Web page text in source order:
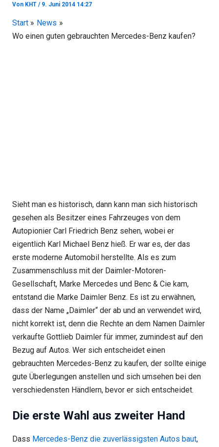
Von KHT / 9. Juni 2014 14:27
Start
News
Wo einen guten gebrauchten Mercedes-Benz kaufen?
Sieht man es historisch, dann kann man sich historisch
gesehen als Besitzer eines Fahrzeuges von dem
Autopionier Carl Friedrich Benz sehen, wobei er
eigentlich Karl Michael Benz hieß. Er war es, der das
erste moderne Automobil herstellte. Als es zum
Zusammenschluss mit der Daimler-Motoren-
Gesellschaft, Marke Mercedes und Benc & Cie kam,
entstand die Marke Daimler Benz. Es ist zu erwähnen,
dass der Name „Daimler“ der ab und an verwendet wird,
nicht korrekt ist, denn die Rechte an dem Namen Daimler
verkaufte Gottlieb Daimler für immer, zumindest auf den
Bezug auf Autos. Wer sich entscheidet einen
gebrauchten Mercedes-Benz zu kaufen, der sollte einige
gute Überlegungen anstellen und sich umsehen bei den
verschiedensten Händlern, bevor er sich entscheidet.
Die erste Wahl aus zweiter Hand
Dass Mercedes-Benz die zuverlässigsten Autos baut,